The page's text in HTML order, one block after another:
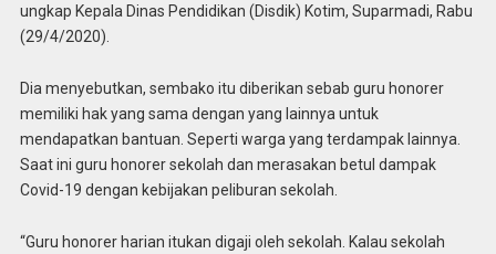
ungkap Kepala Dinas Pendidikan (Disdik) Kotim, Suparmadi, Rabu
(29/4/2020).
Dia menyebutkan, sembako itu diberikan sebab guru honorer
memiliki hak yang sama dengan yang lainnya untuk
mendapatkan bantuan. Seperti warga yang terdampak lainnya.
Saat ini guru honorer sekolah dan merasakan betul dampak
Covid-19 dengan kebijakan peliburan sekolah.
“Guru honorer harian itukan digaji oleh sekolah. Kalau sekolah